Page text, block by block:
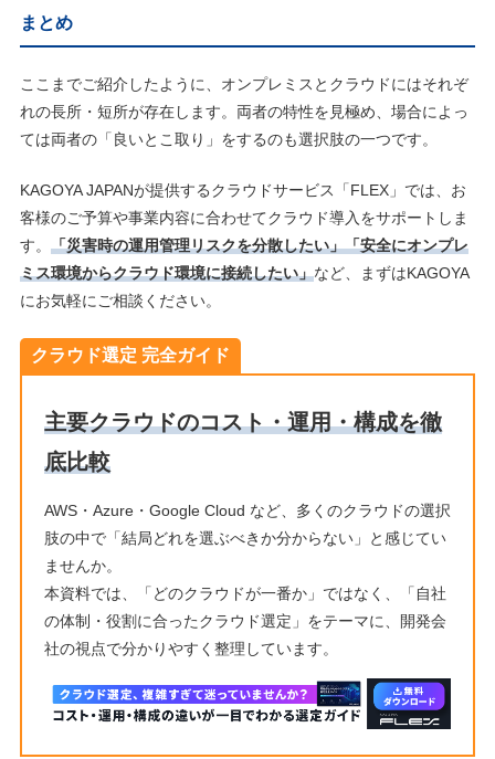
まとめ
ここまでご紹介したように、オンプレミスとクラウドにはそれぞ
れの長所・短所が存在します。両者の特性を見極め、場合によっ
ては両者の「良いとこ取り」をするのも選択肢の一つです。
KAGOYA JAPANが提供するクラウドサービス「FLEX」では、お
客様のご予算や事業内容に合わせてクラウド導入をサポートしま
す。 「災害時の運用管理リスクを分散したい」「安全にオンプレ
ミス環境からクラウド環境に接続したい」など、まずはKAGOYA
にお気軽にご相談ください。
クラウド選定 完全ガイド
主要クラウドのコスト・運用・構成を徹
底比較
AWS・Azure・Google Cloud など、多くのクラウドの選択
肢の中で「結局どれを選ぶべきか分からない」と感じてい
ませんか。
本資料では、「どのクラウドが一番か」ではなく、「自社
の体制・役割に合ったクラウド選定」をテーマに、開発会
社の視点で分かりやすく整理しています。